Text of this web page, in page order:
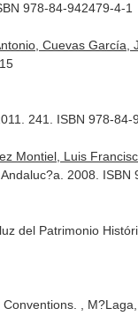
978-84-942479-4-1
Cuevas García,
241. ISBN 978-84-
Montiel, Luis
2008. ISBN
del Patrimonio
,